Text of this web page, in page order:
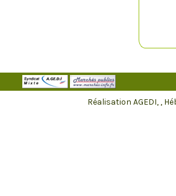
Réalisation AGEDI, ,